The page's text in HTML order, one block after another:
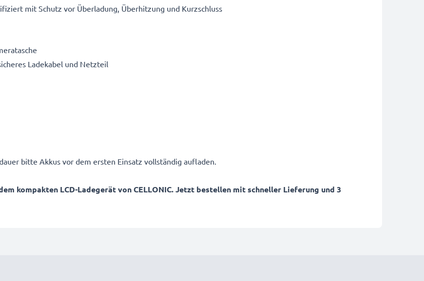
mit Schutz vor Überladung, Überhitzung und Kurzschluss
Ladekabel und Netzteil
bitte Akkus vor dem ersten Einsatz vollständig aufladen.
kompakten LCD-Ladegerät von CELLONIC. Jetzt bestellen mit schneller Lieferung und 3